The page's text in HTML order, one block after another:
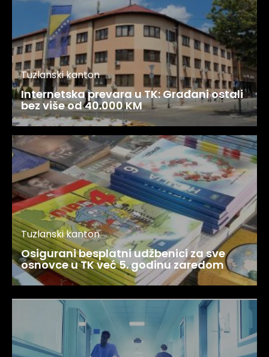
Tuzlanski kanton
Internetska prevara u TK: Građani ostali
bez više od 40.000 KM
Tuzlanski kanton
Osigurani besplatni udžbenici za sve
osnovce u TK već 5. godinu zaredom